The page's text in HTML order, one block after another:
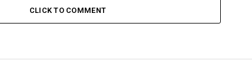
CLICK TO COMMENT